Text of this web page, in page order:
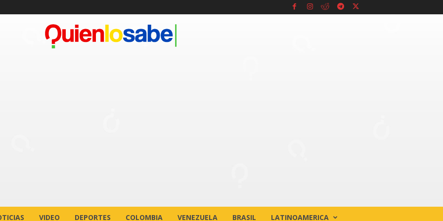
VIDEO DEPORTES COLOMBIA VENEZUELA BRASIL LATINOAMERICA